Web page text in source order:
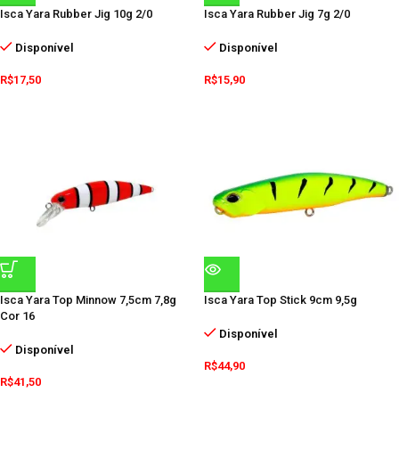
Isca Yara Rubber Jig 10g 2/0
Disponível
R$17,50
Isca Yara Rubber Jig 7g 2/0
Disponível
R$15,90
Isca Yara Top Minnow 7,5cm 7,8g
Cor 16
Disponível
R$41,50
Isca Yara Top Stick 9cm 9,5g
Disponível
R$44,90